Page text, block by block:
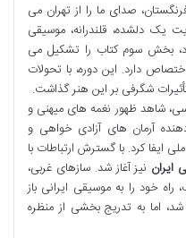
صدای ما را از تهران می
یک دلشده، قلندرانه، موسیقی
بخش سوم کتاب را تشکیل می
دارد. این دوره، با تحولات
شگرفی بر این هنر گذاشت.
شاهد ظهور نغمه های میهنی و
آرمان های آزادی خواهی و
ایفا کرد. با گسترش ارتباطات با
ایران نیز آغاز شد. سازهای غربی،
خود را به موسیقی ایرانی باز
شد، اما به تدریج بخشی از منظره